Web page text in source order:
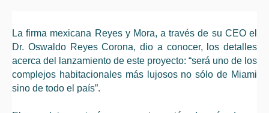
La firma mexicana Reyes y Mora, a través de su CEO el
Dr. Oswaldo Reyes Corona, dio a conocer, los detalles
acerca del lanzamiento de este proyecto: “será uno de los
complejos habitacionales más lujosos no sólo de Miami
sino de todo el país”.